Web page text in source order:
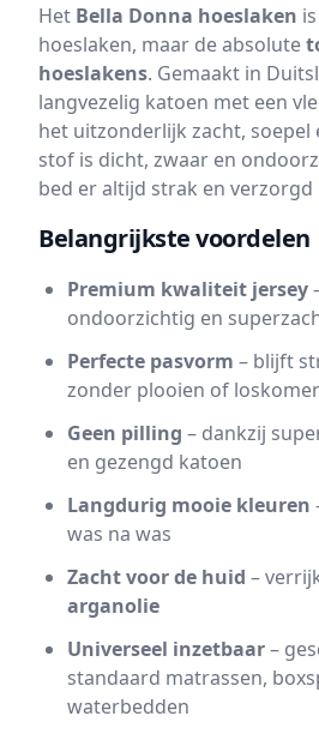
Het Bella Donna hoeslaken
hoeslaken, maar de absolute
hoeslakens. Gemaakt in
langvezelig katoen met een
het uitzonderlijk zacht, soepel
stof is dicht, zwaar en
bed er altijd strak en verzorgd
Belangrijkste voordelen
Premium kwaliteit jersey
ondoorzichtig en
Perfecte pasvorm – blijft
zonder plooien of
Geen pilling – dankzij
en gezengd katoen
Langdurig mooie kleuren
was na was
Zacht voor de huid –
arganolie
Universeel inzetbaar–
standaard matrassen,
waterbedden